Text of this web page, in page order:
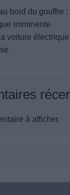
bord du gouffre
imminente
voiture
à afficher.